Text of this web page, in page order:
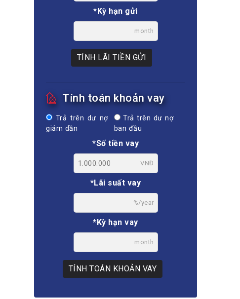
*Kỳ hạn gửi
month
TÍNH LÃI TIỀN GỬI
Tính toán khoản vay
Trả trên dư nợ
giảm dần
Trả trên dư nợ
ban đầu
*Số tiền vay
VNĐ
*Lãi suất vay
%/year
*Kỳ hạn vay
month
TÍNH TOÁN KHOẢN VAY